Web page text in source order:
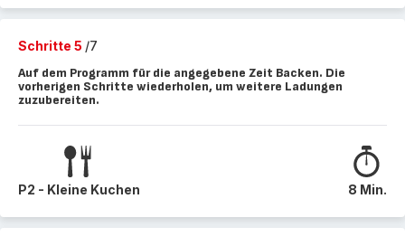
Schritte 5 /7
Auf dem Programm für die angegebene Zeit Backen. Die
vorherigen Schritte wiederholen, um weitere Ladungen
zuzubereiten.
P2 - Kleine Kuchen 8 Min.